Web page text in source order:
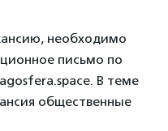
необходимо
письмо по
В теме
общественные